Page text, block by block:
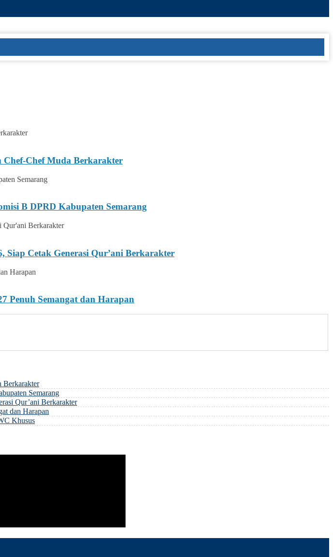
Chef Muda Berkarakter
B DPRD Kabupaten Semarang
Cetak Generasi Qur’ani Berkarakter
Penuh Semangat dan Harapan
Berkarakter
Semarang
Qur’ani Berkarakter
dan Harapan
Khusus